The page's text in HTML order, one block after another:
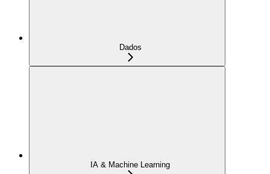
Dados
IA & Machine Learning